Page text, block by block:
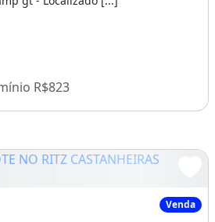
R$823
RITZ CASTANHEIRAS RESORT
Venda